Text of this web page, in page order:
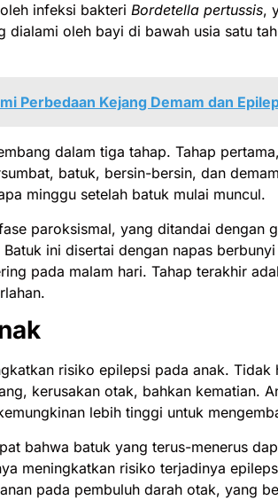
infeksi bakteri Bordetella pertussis,
dialami oleh bayi di bawah usia satu
Perbedaan Kejang Demam dan
dalam tiga tahap. Tahap
batuk, bersin-bersin, dan
minggu setelah batuk mulai muncul.
paroksismal, yang ditandai dengan
ini disertai dengan napas
pada malam hari. Tahap terakhir
risiko epilepsi pada anak.
kerusakan otak, bahkan kematian.
lebih tinggi untuk
bahwa batuk yang terus-menerus
meningkatkan risiko terjadinya
pada pembuluh darah otak, yang